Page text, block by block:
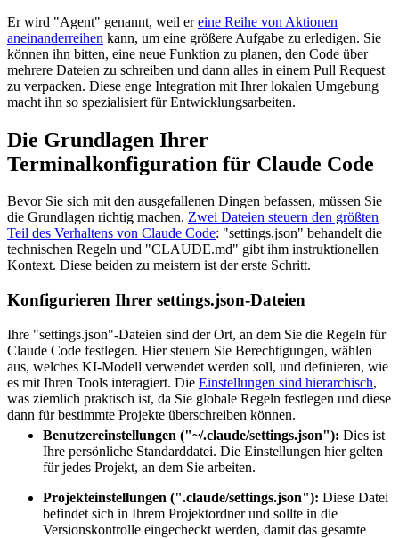
Er wird "Agent" genannt, weil ereine Reihe von Aktionen
aneinanderreihen kann, um eine größere Aufgabe zu erledigen. Sie
können ihn bitten, eine neue Funktion zu planen, den Code über
mehrere Dateien zu schreiben und dann alles in einem Pull Request
zu verpacken. Diese enge Integration mit Ihrer lokalen Umgebung
macht ihn so spezialisiert für Entwicklungsarbeiten.
Die Grundlagen Ihrer
Terminalkonfiguration für Claude Code
Bevor Sie sich mit den ausgefallenen Dingen befassen, müssen Sie
die Grundlagen richtig machen. Zwei Dateien steuern den größten
Teil des Verhaltens von Claude Code: "settings.json" behandelt die
technischen Regeln und "CLAUDE.md" gibt ihm instruktionellen
Kontext. Diese beiden zu meistern ist der erste Schritt.
Konfigurieren Ihrer settings.json-Dateien
Ihre "settings.json"-Dateien sind der Ort, an dem Sie die Regeln für
Claude Code festlegen. Hier steuern Sie Berechtigungen, wählen
aus, welches KI-Modell verwendet werden soll, und definieren, wie
es mit Ihren Tools interagiert. Die Einstellungen sind hierarchisch,
was ziemlich praktisch ist, da Sie globale Regeln festlegen und diese
dann für bestimmte Projekte überschreiben können.
Benutzereinstellungen ("~/.claude/settings.json"): Dies ist
Ihre persönliche Standarddatei. Die Einstellungen hier gelten
für jedes Projekt, an dem Sie arbeiten.
Projekteinstellungen (".claude/settings.json"): Diese Datei
befindet sich in Ihrem Projektordner und sollte in die
Versionskontrolle eingecheckt werden, damit das gesamte